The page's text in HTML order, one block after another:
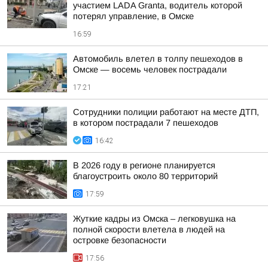
участием LADA Granta, водитель которой
потерял управление, в Омске
16:59
Автомобиль влетел в толпу пешеходов в
Омске — восемь человек пострадали
17:21
Сотрудники полиции работают на месте ДТП,
в котором пострадали 7 пешеходов
16:42
В 2026 году в регионе планируется
благоустроить около 80 территорий
17:59
Жуткие кадры из Омска – легковушка на
полной скорости влетела в людей на
островке безопасности
17:56